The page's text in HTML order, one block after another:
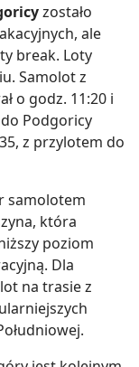
zostało
ale
break. Loty
Samolot z
o godz. 11:20 i
do Podgoricy
z przylotem do
samolotem
która
poziom
Dla
na trasie z